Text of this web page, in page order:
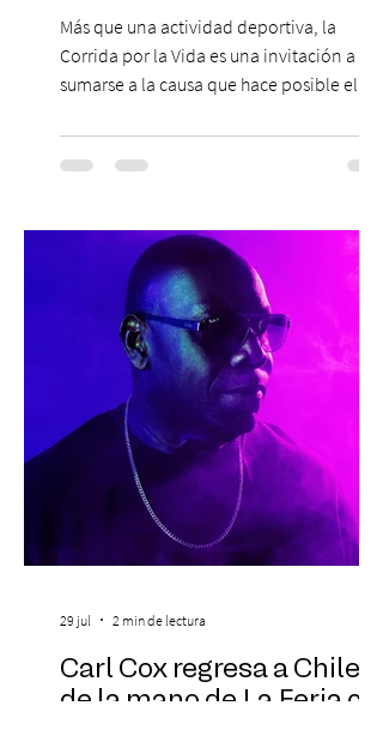
solidaria
Más que una actividad deportiva, la
Corrida por la Vida es una invitación a
sumarse a la causa que hace posible el
desarrolla durante todo el año: brindar
orientación, contención y apoyo
experiencia del cáncer de mama y a sus
familias, además de impulsar la detección
temprana, porque la información también
es una forma de acompañar. Con este
propósito, la Corporación realizará la 17ª
Corrida por la Vida, e
Carl Cox regresa a Chile
de la mano de La Feria con
29 jul 2 min de lectura